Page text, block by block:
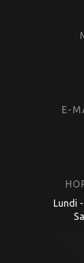
E-
Lundi